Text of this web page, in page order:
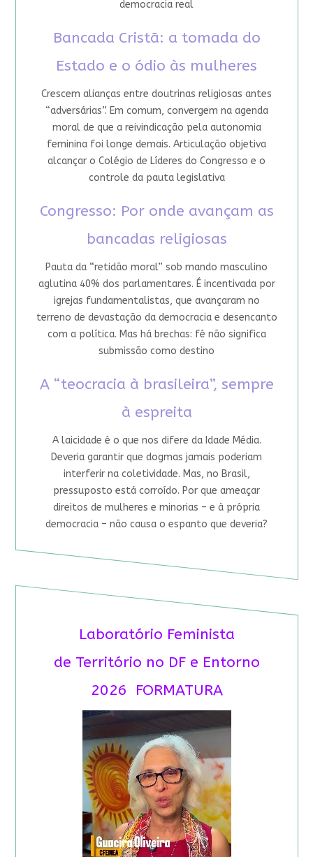
democracia real
Bancada Cristã: a tomada do
Estado e o ódio às mulheres
Crescem alianças entre doutrinas religiosas antes
“adversárias”. Em comum, convergem na agenda
moral de que a reivindicação pela autonomia
feminina foi longe demais. Articulação objetiva
alcançar o Colégio de Líderes do Congresso e o
controle da pauta legislativa
Congresso: Por onde avançam as
bancadas religiosas
Pauta da “retidão moral” sob mando masculino
aglutina 40% dos parlamentares. É incentivada por
igrejas fundamentalistas, que avançaram no
terreno de devastação da democracia e desencanto
com a política. Mas há brechas: fé não significa
submissão como destino
A “teocracia à brasileira”, sempre
à espreita
A laicidade é o que nos difere da Idade Média.
Deveria garantir que dogmas jamais poderiam
interferir na coletividade. Mas, no Brasil,
pressuposto está corroído. Por que ameaçar
direitos de mulheres e minorias – e à própria
democracia – não causa o espanto que deveria?
Laboratório Feminista
de Território no DF e Entorno
2026 FORMATURA